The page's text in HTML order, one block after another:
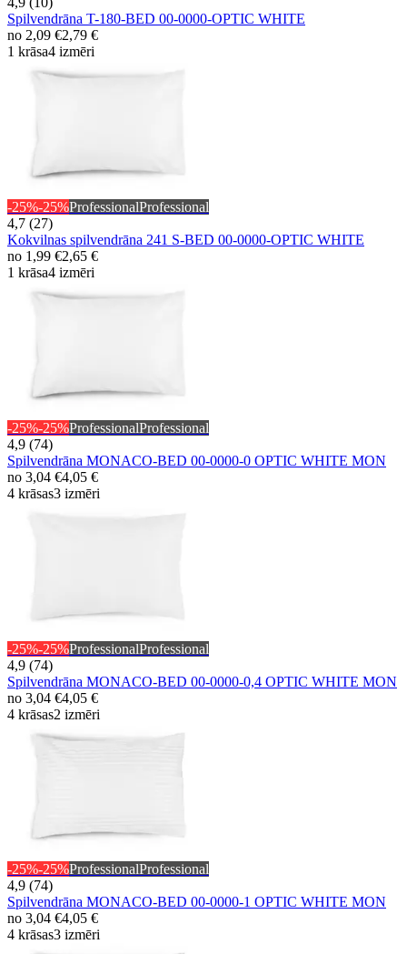
Spilvendrāna T-180-BED 00-0000-OPTIC WHITE
no 2,09 €2,79 €
1 krāsa4 izmēri
-25%-25%ProfessionalProfessional
4,7 (27)
Kokvilnas spilvendrāna 241 S-BED 00-0000-OPTIC WHITE
no 1,99 €2,65 €
1 krāsa4 izmēri
-25%-25%ProfessionalProfessional
4,9 (74)
Spilvendrāna MONACO-BED 00-0000-0 OPTIC WHITE MON
no 3,04 €4,05 €
4 krāsas3 izmēri
-25%-25%ProfessionalProfessional
4,9 (74)
Spilvendrāna MONACO-BED 00-0000-0,4 OPTIC WHITE MON
no 3,04 €4,05 €
4 krāsas2 izmēri
-25%-25%ProfessionalProfessional
4,9 (74)
Spilvendrāna MONACO-BED 00-0000-1 OPTIC WHITE MON
no 3,04 €4,05 €
4 krāsas3 izmēri